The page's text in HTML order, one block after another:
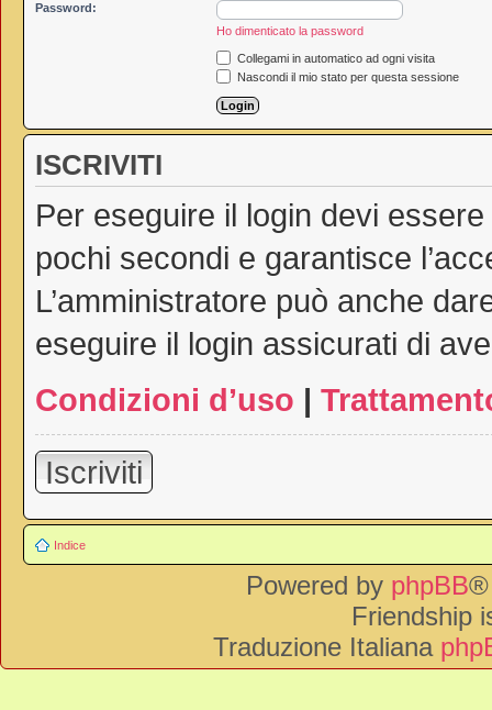
Password:
Ho dimenticato la password
Collegami in automatico ad ogni visita
Nascondi il mio stato per questa sessione
ISCRIVITI
Per eseguire il login devi
pochi secondi e garantisce
L’amministratore può anche
eseguire il login assicurati di
Condizioni d’uso |
Iscriviti
Indice
Powered by phpBB®
Friendship
Traduzione Italiana